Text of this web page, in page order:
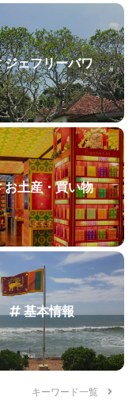
ジェフリーバワ
お土産・買い物
基本情報
キーワード一覧